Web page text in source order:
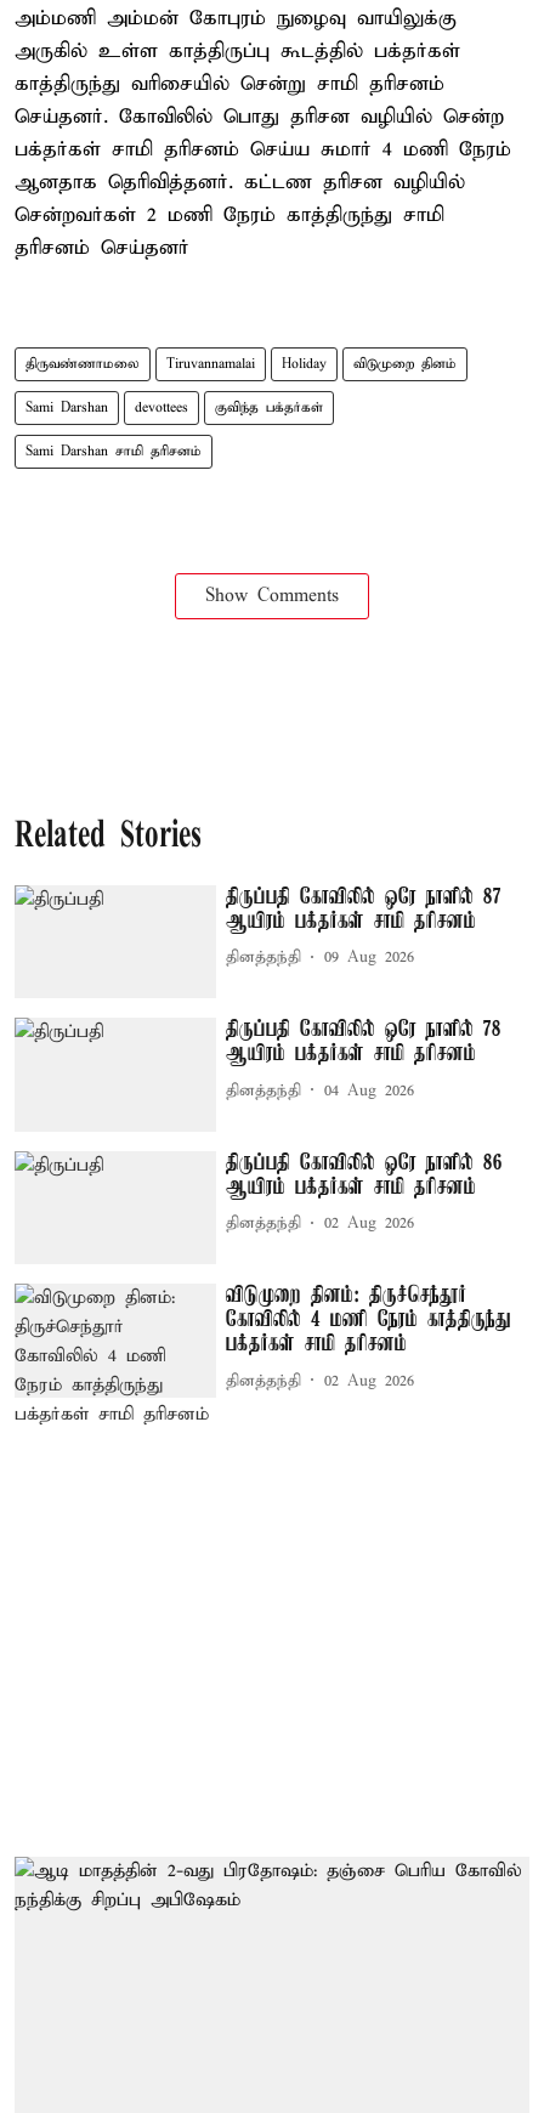
அம்மணி அம்மன் கோபுரம் நுழைவு வாயிலுக்கு
அருகில் உள்ள காத்திருப்பு கூடத்தில் பக்தர்கள்
காத்திருந்து வரிசையில் சென்று சாமி தரிசனம்
செய்தனர். கோவிலில் பொது தரிசன வழியில் சென்ற
பக்தர்கள் சாமி தரிசனம் செய்ய சுமார் 4 மணி நேரம்
ஆனதாக தெரிவித்தனர். கட்டண தரிசன வழியில்
சென்றவர்கள் 2 மணி நேரம் காத்திருந்து சாமி
தரிசனம் செய்தனர்
திருவண்ணாமலை Tiruvannamalai Holiday விடுமுறை தினம்
Sami Darshan devottees குவிந்த பக்தர்கள்
Sami Darshan சாமி தரிசனம்
Show Comments
Related Stories
திருப்பதி கோவிலில் ஒரே நாளில் 87
ஆயிரம் பக்தர்கள் சாமி தரிசனம்
தினத்தந்தி 09 Aug 2026
திருப்பதி கோவிலில் ஒரே நாளில் 78
ஆயிரம் பக்தர்கள் சாமி தரிசனம்
தினத்தந்தி 04 Aug 2026
திருப்பதி கோவிலில் ஒரே நாளில் 86
ஆயிரம் பக்தர்கள் சாமி தரிசனம்
தினத்தந்தி 02 Aug 2026
விடுமுறை தினம்: திருச்செந்தூர்
கோவிலில் 4 மணி நேரம் காத்திருந்து
பக்தர்கள் சாமி தரிசனம்
தினத்தந்தி 02 Aug 2026